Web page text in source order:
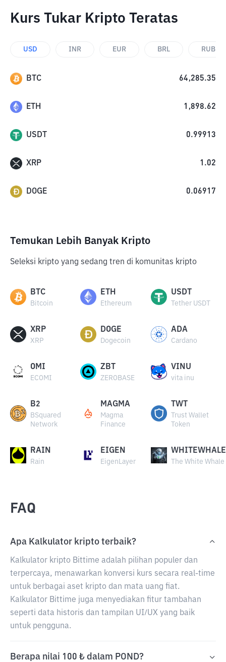
Kurs Tukar Kripto Teratas
USD INR EUR BRL RUB
BTC 64,285.35
ETH 1,898.62
USDT 0.99913
XRP 1.02
DOGE 0.06917
Temukan Lebih Banyak Kripto
Seleksi kripto yang sedang tren di komunitas kripto
BTC
Bitcoin
ETH
Ethereum
USDT
Tether USDT
XRP
XRP
DOGE
Dogecoin
ADA
Cardano
OMI
ECOMI
ZBT
ZEROBASE
VINU
vita inu
B2
BSquared
Network
MAGMA
Magma
Finance
TWT
Trust Wallet
Token
RAIN
Rain
EIGEN
EigenLayer
WHITEWHALE
The White Whale
FAQ
Apa Kalkulator kripto terbaik?
Kalkulator kripto Bittime adalah pilihan populer dan
terpercaya, menawarkan konversi kurs secara real-time
untuk berbagai aset kripto dan mata uang fiat.
Kalkulator Bittime juga menyediakan fitur tambahan
seperti data historis dan tampilan UI/UX yang baik
untuk pengguna.
Berapa nilai 100 ₺ dalam POND?